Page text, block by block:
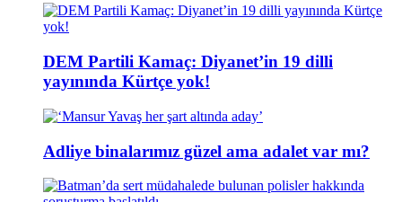
DEM Partili Kamaç: Diyanet’in 19 dilli
yayınında Kürtçe yok!
Adliye binalarımız güzel ama adalet var mı?